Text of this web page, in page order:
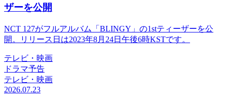
ザーを公開
NCT 127がフルアルバム「BLINGY」の1stティーザーを公
開。リリース日は2023年8月24日午後6時KSTです。
テレビ・映画
ドラマ予告
テレビ・映画
2026.07.23